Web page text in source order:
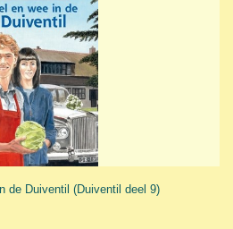
de Duiventil (Duiventil deel 9)